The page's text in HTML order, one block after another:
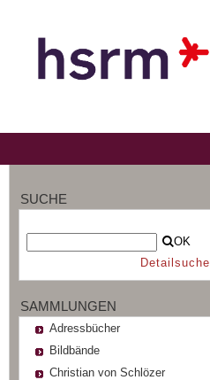
SUCHE
OK
Detailsuche
SAMMLUNGEN
Adressbücher
Bildbände
Christian von Schlözer